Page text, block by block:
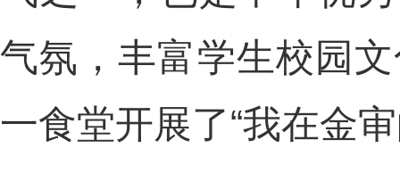
气氛，丰富学生校园
一食堂开展了“我在金